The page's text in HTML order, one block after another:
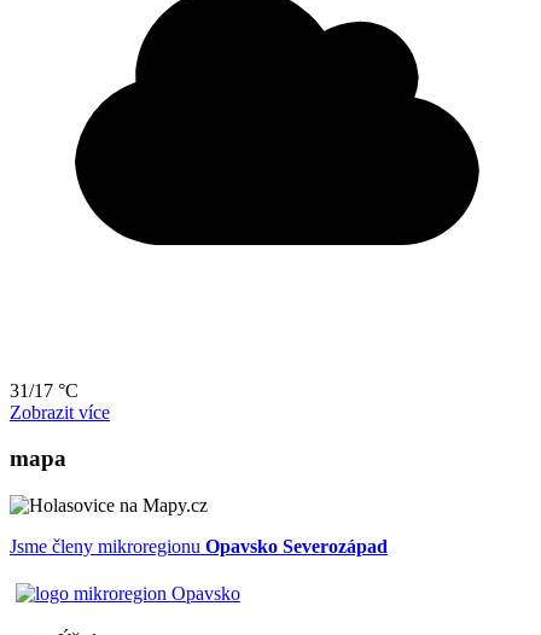
31/17 °C
Zobrazit více
mapa
Jsme členy mikroregionu Opavsko Severozápad